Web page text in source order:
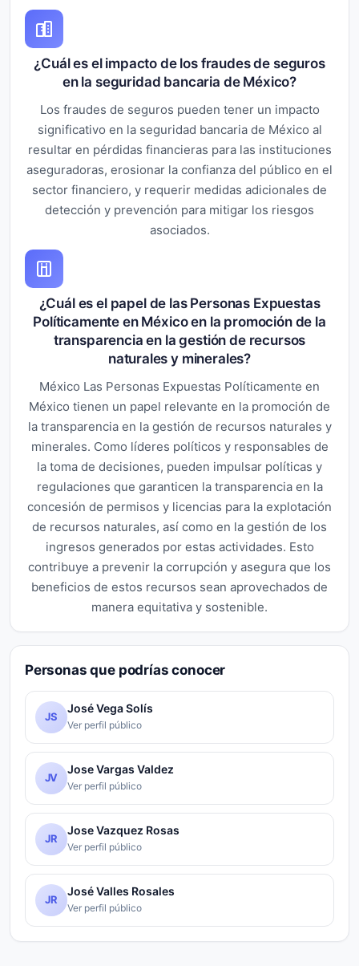
¿Cuál es el impacto de los fraudes de seguros
en la seguridad bancaria de México?
Los fraudes de seguros pueden tener un impacto
significativo en la seguridad bancaria de México al
resultar en pérdidas financieras para las instituciones
aseguradoras, erosionar la confianza del público en el
sector financiero, y requerir medidas adicionales de
detección y prevención para mitigar los riesgos
asociados.
¿Cuál es el papel de las Personas Expuestas
Políticamente en México en la promoción de la
transparencia en la gestión de recursos
naturales y minerales?
México Las Personas Expuestas Políticamente en
México tienen un papel relevante en la promoción de
la transparencia en la gestión de recursos naturales y
minerales. Como líderes políticos y responsables de
la toma de decisiones, pueden impulsar políticas y
regulaciones que garanticen la transparencia en la
concesión de permisos y licencias para la explotación
de recursos naturales, así como en la gestión de los
ingresos generados por estas actividades. Esto
contribuye a prevenir la corrupción y asegura que los
beneficios de estos recursos sean aprovechados de
manera equitativa y sostenible.
Personas que podrías conocer
JS
José Vega Solís
Ver perfil público
JV
Jose Vargas Valdez
Ver perfil público
JR
Jose Vazquez Rosas
Ver perfil público
JR
José Valles Rosales
Ver perfil público